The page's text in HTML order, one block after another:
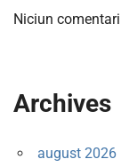
Niciun
Archives
august 2026